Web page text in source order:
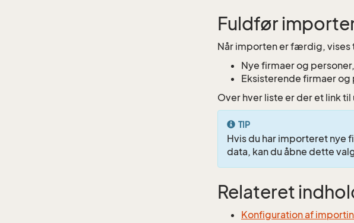
Fuldfør
Når importen er færdig, vises
Nye firmaer og
Eksisterende firmaer
Over hver liste er der et link
TIP
Hvis du har importeret
data, kan du åbne dette
Relateret
Konfiguration af